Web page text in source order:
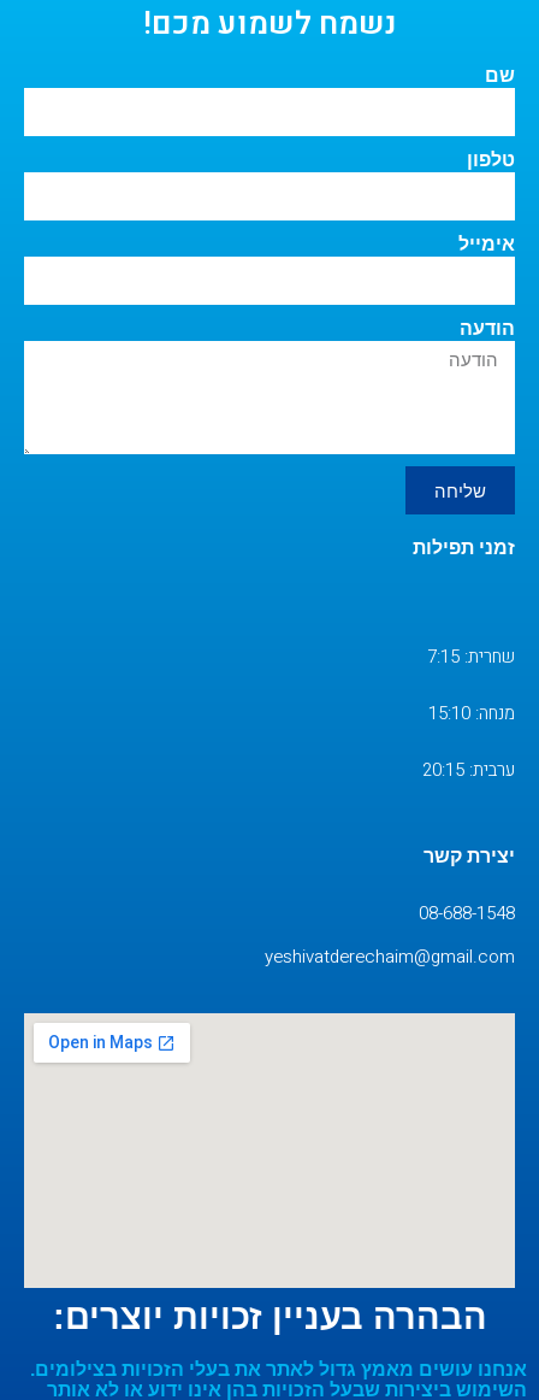
נשמח לשמוע מכם!
שם
טלפון
אימייל
הודעה
שליחה
זמני תפילות
שחרית: 7:15
מנחה: 15:10
ערבית: 20:15
יצירת קשר
08-688-1548
yeshivatderechaim@gmail.com
הבהרה בעניין זכויות יוצרים:
אנחנו עושים מאמץ גדול לאתר את בעלי הזכויות בצילומים.
השימוש ביצירות שבעל הזכויות בהן אינו ידוע או לא אותר